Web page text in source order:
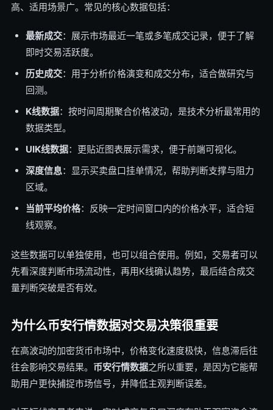
高、适用场景广。常见的核心数据包括：
最新成交：展示市场最近一笔或多笔成交记录，便于了解
即时交易活跃度。
历史成交：用于分析价格演变和成交分布，适合做研究与
回测。
K线数据：按时间周期聚合价格波动，是技术分析最常用的
数据类型。
UIK线数据：更贴近图表展示需求，便于前端可视化。
深度信息：显示买卖盘口挂单情况，帮助判断支撑与阻力
区域。
当前平均价格：反映一定时间窗口内的价格水平，适合短
线观察。
这些数据可以单独使用，也可以组合使用。例如，交易者可以
先看深度判断市场流动性，再用K线确认趋势，最后结合成交
量判断突破是否有效。
为什么币安行情数据对交易决策很重要
在高波动的加密货币市场中，价格变化速度极快，信息滞后往
往会影响交易结果。 币安行情数据之所以重要，是因为它能帮
助用户更快捕捉市场信号，并降低主观判断误差。